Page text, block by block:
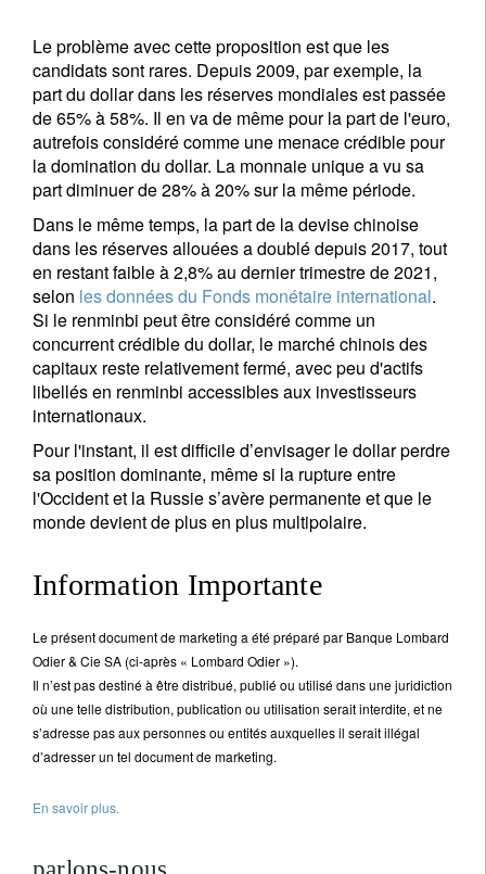
Le problème avec cette proposition est que les
candidats sont rares. Depuis 2009, par exemple, la
part du dollar dans les réserves mondiales est passée
de 65% à 58%. Il en va de même pour la part de l'euro,
autrefois considéré comme une menace crédible pour
la domination du dollar. La monnaie unique a vu sa
part diminuer de 28% à 20% sur la même période.
Dans le même temps, la part de la devise chinoise
dans les réserves allouées a doublé depuis 2017, tout
en restant faible à 2,8% au dernier trimestre de 2021,
selon les données du Fonds monétaire international.
Si le renminbi peut être considéré comme un
concurrent crédible du dollar, le marché chinois des
capitaux reste relativement fermé, avec peu d'actifs
libellés en renminbi accessibles aux investisseurs
internationaux.
Pour l'instant, il est difficile d’envisager le dollar perdre
sa position dominante, même si la rupture entre
l'Occident et la Russie s’avère permanente et que le
monde devient de plus en plus multipolaire.
Information Importante
Le présent document de marketing a été préparé par Banque Lombard
Odier & Cie SA (ci-après « Lombard Odier »).
Il n’est pas destiné à être distribué, publié ou utilisé dans une juridiction
où une telle distribution, publication ou utilisation serait interdite, et ne
s’adresse pas aux personnes ou entités auxquelles il serait illégal
d’adresser un tel document de marketing.
En savoir plus.